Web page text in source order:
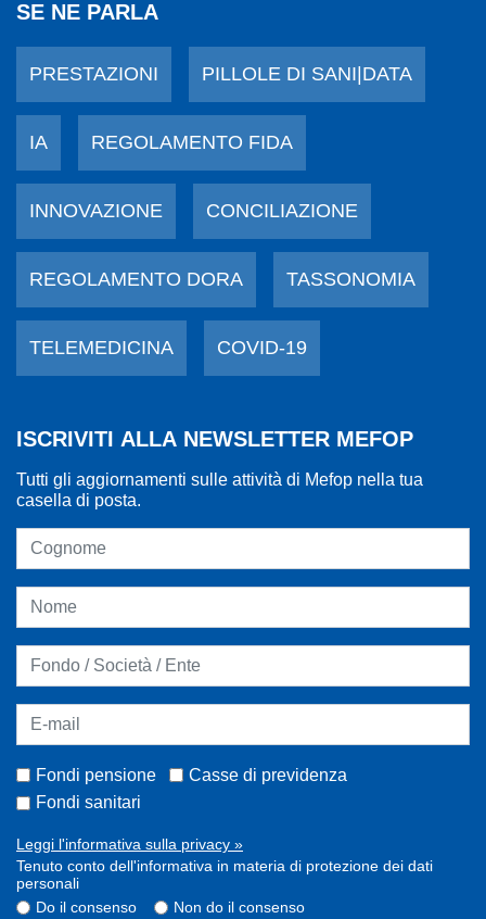
SE NE PARLA
PRESTAZIONI PILLOLE DI SANI|DATA
IA REGOLAMENTO FIDA
INNOVAZIONE CONCILIAZIONE
REGOLAMENTO DORA TASSONOMIA
TELEMEDICINA COVID-19
ISCRIVITI ALLA NEWSLETTER MEFOP
Tutti gli aggiornamenti sulle attività di Mefop nella tua
casella di posta.
Fondi pensione
Casse di previdenza
Fondi sanitari
Leggi l'informativa sulla privacy »
Tenuto conto dell'informativa in materia di protezione dei dati
personali
Do il consenso
Non do il consenso